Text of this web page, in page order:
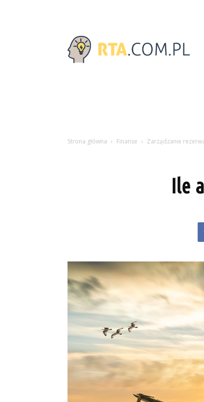
Strona główna Finanse Zarządzanie
Ile